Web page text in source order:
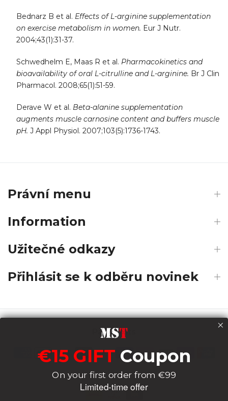
Bednarz B et al. Effects of L-arginine supplementation
on exercise metabolism in women. Eur J Nutr.
2004;43(1):31-37.
Schwedhelm E, Maas R et al. Pharmacokinetics and
bioavailability of oral L-citrulline and L-arginine. Br J Clin
Pharmacol. 2008;65(1):51-59.
Derave W et al. Beta-alanine supplementation
augments muscle carnosine content and buffers muscle
pH. J Appl Physiol. 2007;103(5):1736-1743.
Právní menu
Information
Užitečné odkazy
Přihlásit se k odběru novinek
Payments
Delivery
€15 GIFT Coupon
On your first order from €99
Limited-time offer